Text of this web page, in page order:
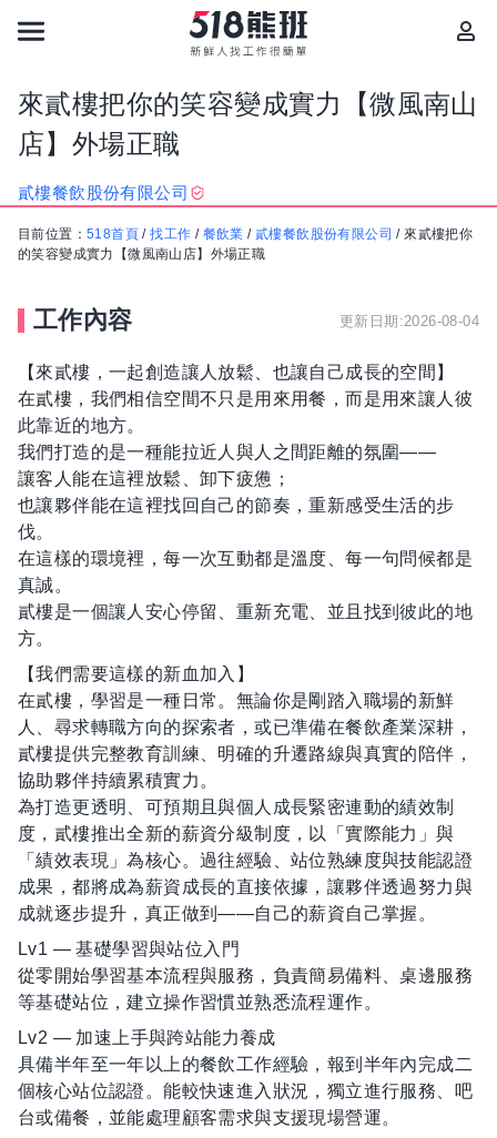
來貳樓把你的笑容變成實力【微風南山
店】外場正職
貳樓餐飲股份有限公司
目前位置： 518首頁 /找工作 / 餐飲業 /貳樓餐飲股份有限公司 /來貳樓把你
的笑容變成實力【微風南山店】外場正職
工作內容 更新日期:2026-08-04
【來貳樓，一起創造讓人放鬆、也讓自己成長的空間】
在貳樓，我們相信空間不只是用來用餐，而是用來讓人彼
此靠近的地方。
我們打造的是一種能拉近人與人之間距離的氛圍——
讓客人能在這裡放鬆、卸下疲憊；
也讓夥伴能在這裡找回自己的節奏，重新感受生活的步
伐。
在這樣的環境裡，每一次互動都是溫度、每一句問候都是
真誠。
貳樓是一個讓人安心停留、重新充電、並且找到彼此的地
方。
【我們需要這樣的新血加入】
在貳樓，學習是一種日常。無論你是剛踏入職場的新鮮
人、尋求轉職方向的探索者，或已準備在餐飲產業深耕，
貳樓提供完整教育訓練、明確的升遷路線與真實的陪伴，
協助夥伴持續累積實力。
為打造更透明、可預期且與個人成長緊密連動的績效制
度，貳樓推出全新的薪資分級制度，以「實際能力」與
「績效表現」為核心。過往經驗、站位熟練度與技能認證
成果，都將成為薪資成長的直接依據，讓夥伴透過努力與
成就逐步提升，真正做到——自己的薪資自己掌握。
Lv1 — 基礎學習與站位入門
從零開始學習基本流程與服務，負責簡易備料、桌邊服務
等基礎站位，建立操作習慣並熟悉流程運作。
Lv2 — 加速上手與跨站能力養成
具備半年至一年以上的餐飲工作經驗，報到半年內完成二
個核心站位認證。能較快速進入狀況，獨立進行服務、吧
台或備餐，並能處理顧客需求與支援現場營運。